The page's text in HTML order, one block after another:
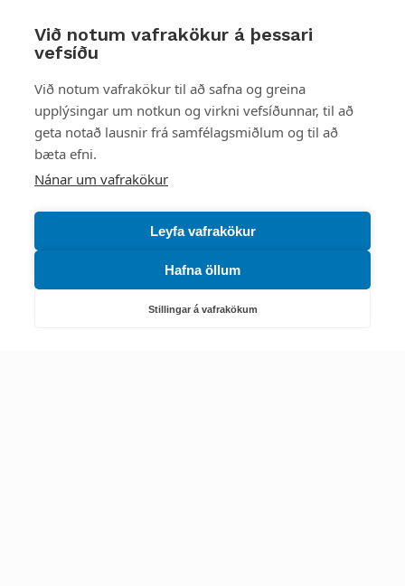
Við notum vafrakökur á þessari
vefsíðu
Við notum vafrakökur til að safna og greina
upplýsingar um notkun og virkni vefsíðunnar, til að
geta notað lausnir frá samfélagsmiðlum og til að
bæta efni.
Nánar um vafrakökur
Leyfa vafrakökur
Hafna öllum
Stillingar á vafrakökum
Styttu þér leið
Mest skoðað
Starfsstöðvar
Náttúruverndarstofnun
Veiðimál, friðlýst svæði, landvarsla og náttúruvernd